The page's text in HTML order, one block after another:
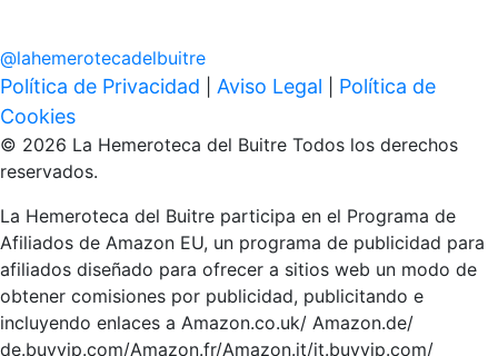
@lahemerotecadelbuitre
Política de Privacidad Aviso Legal
Política de
Cookies
© 2026 La Hemeroteca del Buitre Todos los derechos
reservados.
La Hemeroteca del Buitre participa en el Programa de
Afiliados de Amazon EU, un programa de publicidad para
afiliados diseñado para ofrecer a sitios web un modo de
obtener comisiones por publicidad, publicitando e
incluyendo enlaces a Amazon.co.uk/ Amazon.de/
de.buyvip.com/Amazon.fr/Amazon.it/it.buyvip.com/